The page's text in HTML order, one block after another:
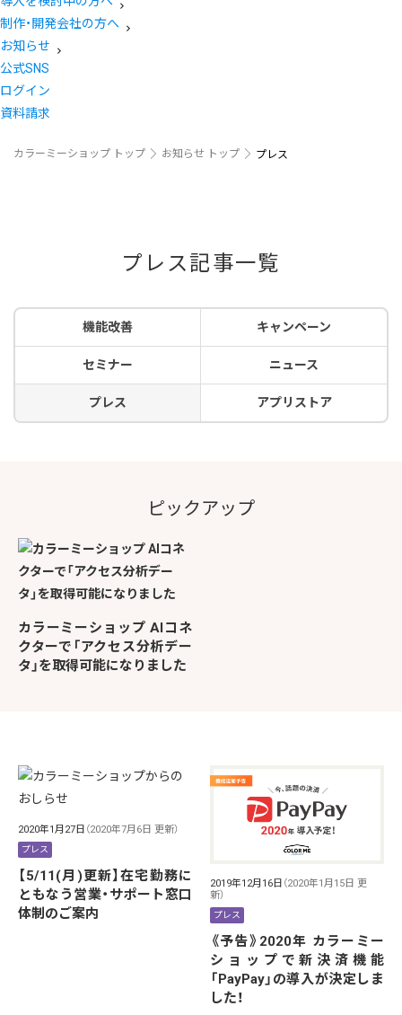
制作・開発会社の方へ
お知らせ
公式SNS
ログイン
資料請求
カラーミーショップ トップ お知らせ トップ プレス
プレス記事一覧
機能改善 キャンペーン
セミナー ニュース
プレス アプリストア
ピックアップ
カラーミーショップ AIコネ
クターで「アクセス分析デー
タ」を取得可能になりました
2020年1月27日 （2020年7月6日 更新）
プレス
【5/11(月)更新】在宅勤務に
ともなう営業・サポート窓口
体制のご案内
2019年12月16日 （2020年1月15日 更
新）
プレス
《予告》2020年 カラーミー
ショップで新決済機能
「PayPay」の導入が決定しま
した！